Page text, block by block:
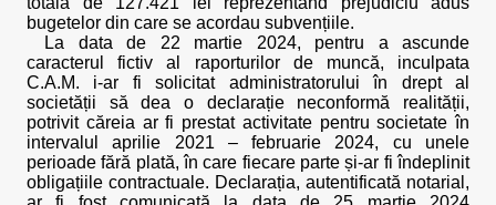
bugetelor din care se acordau subvențiile.
La data de 22 martie 2024, pentru a ascunde
caracterul fictiv al raporturilor de muncă, inculpata
C.A.M. i-ar fi solicitat administratorului în drept al
societății să dea o declarație neconformă realității,
potrivit căreia ar fi prestat activitate pentru societate în
intervalul aprilie 2021 – februarie 2024, cu unele
perioade fără plată, în care fiecare parte și-ar fi îndeplinit
obligațiile contractuale. Declarația, autentificată notarial,